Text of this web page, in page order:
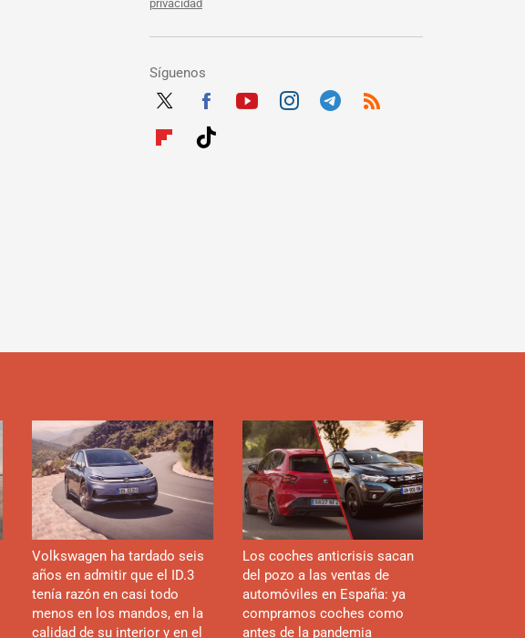
privacidad
Síguenos
Twit
Fac
Volkswagen ha tardado seis
años en admitir que el ID.3
tenía razón en casi todo
menos en los mandos, en la
calidad de su interior y en el
Los coches anticrisis sacan
del pozo a las ventas de
automóviles en España: ya
compramos coches como
antes de la pandemia